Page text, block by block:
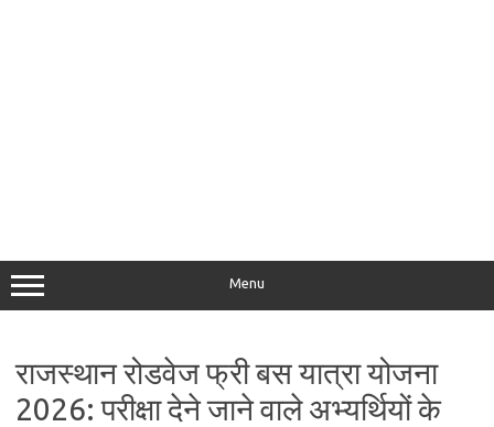
Menu
राजस्थान रोडवेज फ्री बस यात्रा योजना
2026: परीक्षा देने जाने वाले अभ्यर्थियों के